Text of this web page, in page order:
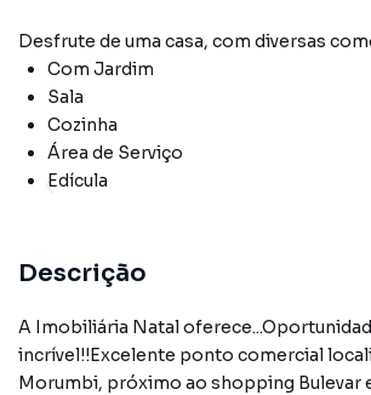
Desfrute de uma casa, com diversas
Com Jardim
Sala
Cozinha
Área de Serviço
Edícula
Descrição
A Imobiliária Natal
incrível!!Excelente ponto comercial
Morumbi, próximo ao shopping Bulevar